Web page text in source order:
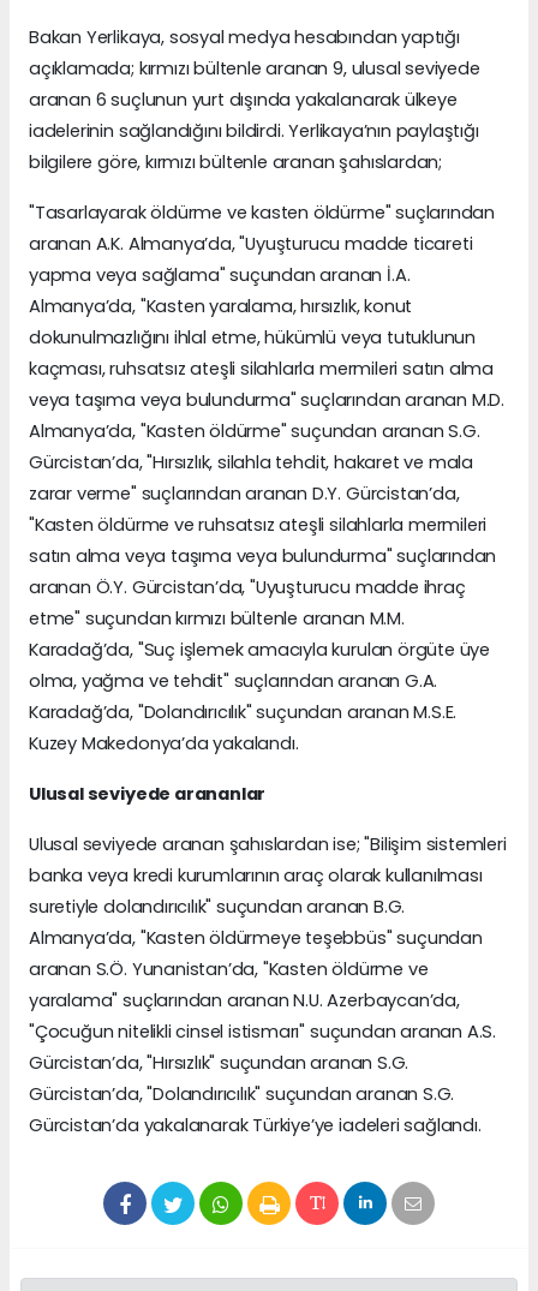
Bakan Yerlikaya, sosyal medya hesabından yaptığı
açıklamada; kırmızı bültenle aranan 9, ulusal seviyede
aranan 6 suçlunun yurt dışında yakalanarak ülkeye
iadelerinin sağlandığını bildirdi. Yerlikaya’nın paylaştığı
bilgilere göre, kırmızı bültenle aranan şahıslardan;
"Tasarlayarak öldürme ve kasten öldürme" suçlarından
aranan A.K. Almanya’da, "Uyuşturucu madde ticareti
yapma veya sağlama" suçundan aranan İ.A.
Almanya’da, "Kasten yaralama, hırsızlık, konut
dokunulmazlığını ihlal etme, hükümlü veya tutuklunun
kaçması, ruhsatsız ateşli silahlarla mermileri satın alma
veya taşıma veya bulundurma" suçlarından aranan M.D.
Almanya’da, "Kasten öldürme" suçundan aranan S.G.
Gürcistan’da, "Hırsızlık, silahla tehdit, hakaret ve mala
zarar verme" suçlarından aranan D.Y. Gürcistan’da,
"Kasten öldürme ve ruhsatsız ateşli silahlarla mermileri
satın alma veya taşıma veya bulundurma" suçlarından
aranan Ö.Y. Gürcistan’da, "Uyuşturucu madde ihraç
etme" suçundan kırmızı bültenle aranan M.M.
Karadağ’da, "Suç işlemek amacıyla kurulan örgüte üye
olma, yağma ve tehdit" suçlarından aranan G.A.
Karadağ’da, "Dolandırıcılık" suçundan aranan M.S.E.
Kuzey Makedonya’da yakalandı.
Ulusal seviyede arananlar
Ulusal seviyede aranan şahıslardan ise; "Bilişim sistemleri
banka veya kredi kurumlarının araç olarak kullanılması
suretiyle dolandırıcılık" suçundan aranan B.G.
Almanya’da, "Kasten öldürmeye teşebbüs" suçundan
aranan S.Ö. Yunanistan’da, "Kasten öldürme ve
yaralama" suçlarından aranan N.U. Azerbaycan’da,
"Çocuğun nitelikli cinsel istismarı" suçundan aranan A.S.
Gürcistan’da, "Hırsızlık" suçundan aranan S.G.
Gürcistan’da, "Dolandırıcılık" suçundan aranan S.G.
Gürcistan’da yakalanarak Türkiye’ye iadeleri sağlandı.